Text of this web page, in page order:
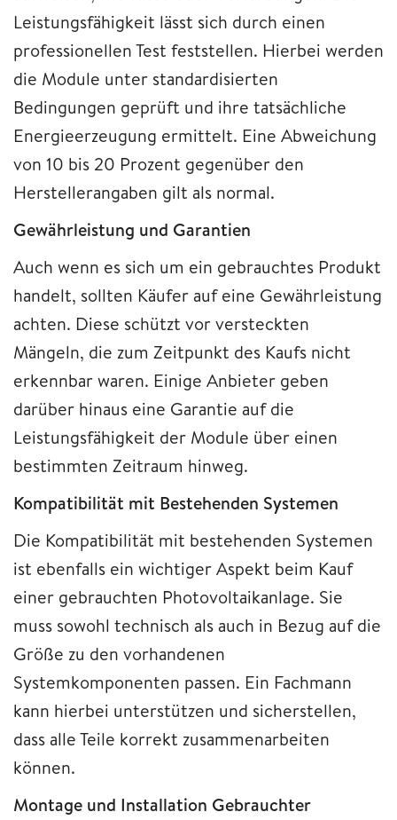
Leistungsfähigkeit lässt sich durch einen
professionellen Test feststellen. Hierbei werden
die Module unter standardisierten
Bedingungen geprüft und ihre tatsächliche
Energieerzeugung ermittelt. Eine Abweichung
von 10 bis 20 Prozent gegenüber den
Herstellerangaben gilt als normal.
Gewährleistung und Garantien
Auch wenn es sich um ein gebrauchtes Produkt
handelt, sollten Käufer auf eine Gewährleistung
achten. Diese schützt vor versteckten
Mängeln, die zum Zeitpunkt des Kaufs nicht
erkennbar waren. Einige Anbieter geben
darüber hinaus eine Garantie auf die
Leistungsfähigkeit der Module über einen
bestimmten Zeitraum hinweg.
Kompatibilität mit Bestehenden Systemen
Die Kompatibilität mit bestehenden Systemen
ist ebenfalls ein wichtiger Aspekt beim Kauf
einer gebrauchten Photovoltaikanlage. Sie
muss sowohl technisch als auch in Bezug auf die
Größe zu den vorhandenen
Systemkomponenten passen. Ein Fachmann
kann hierbei unterstützen und sicherstellen,
dass alle Teile korrekt zusammenarbeiten
können.
Montage und Installation Gebrauchter